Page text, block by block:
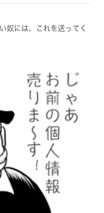
奴には、これを送ってく